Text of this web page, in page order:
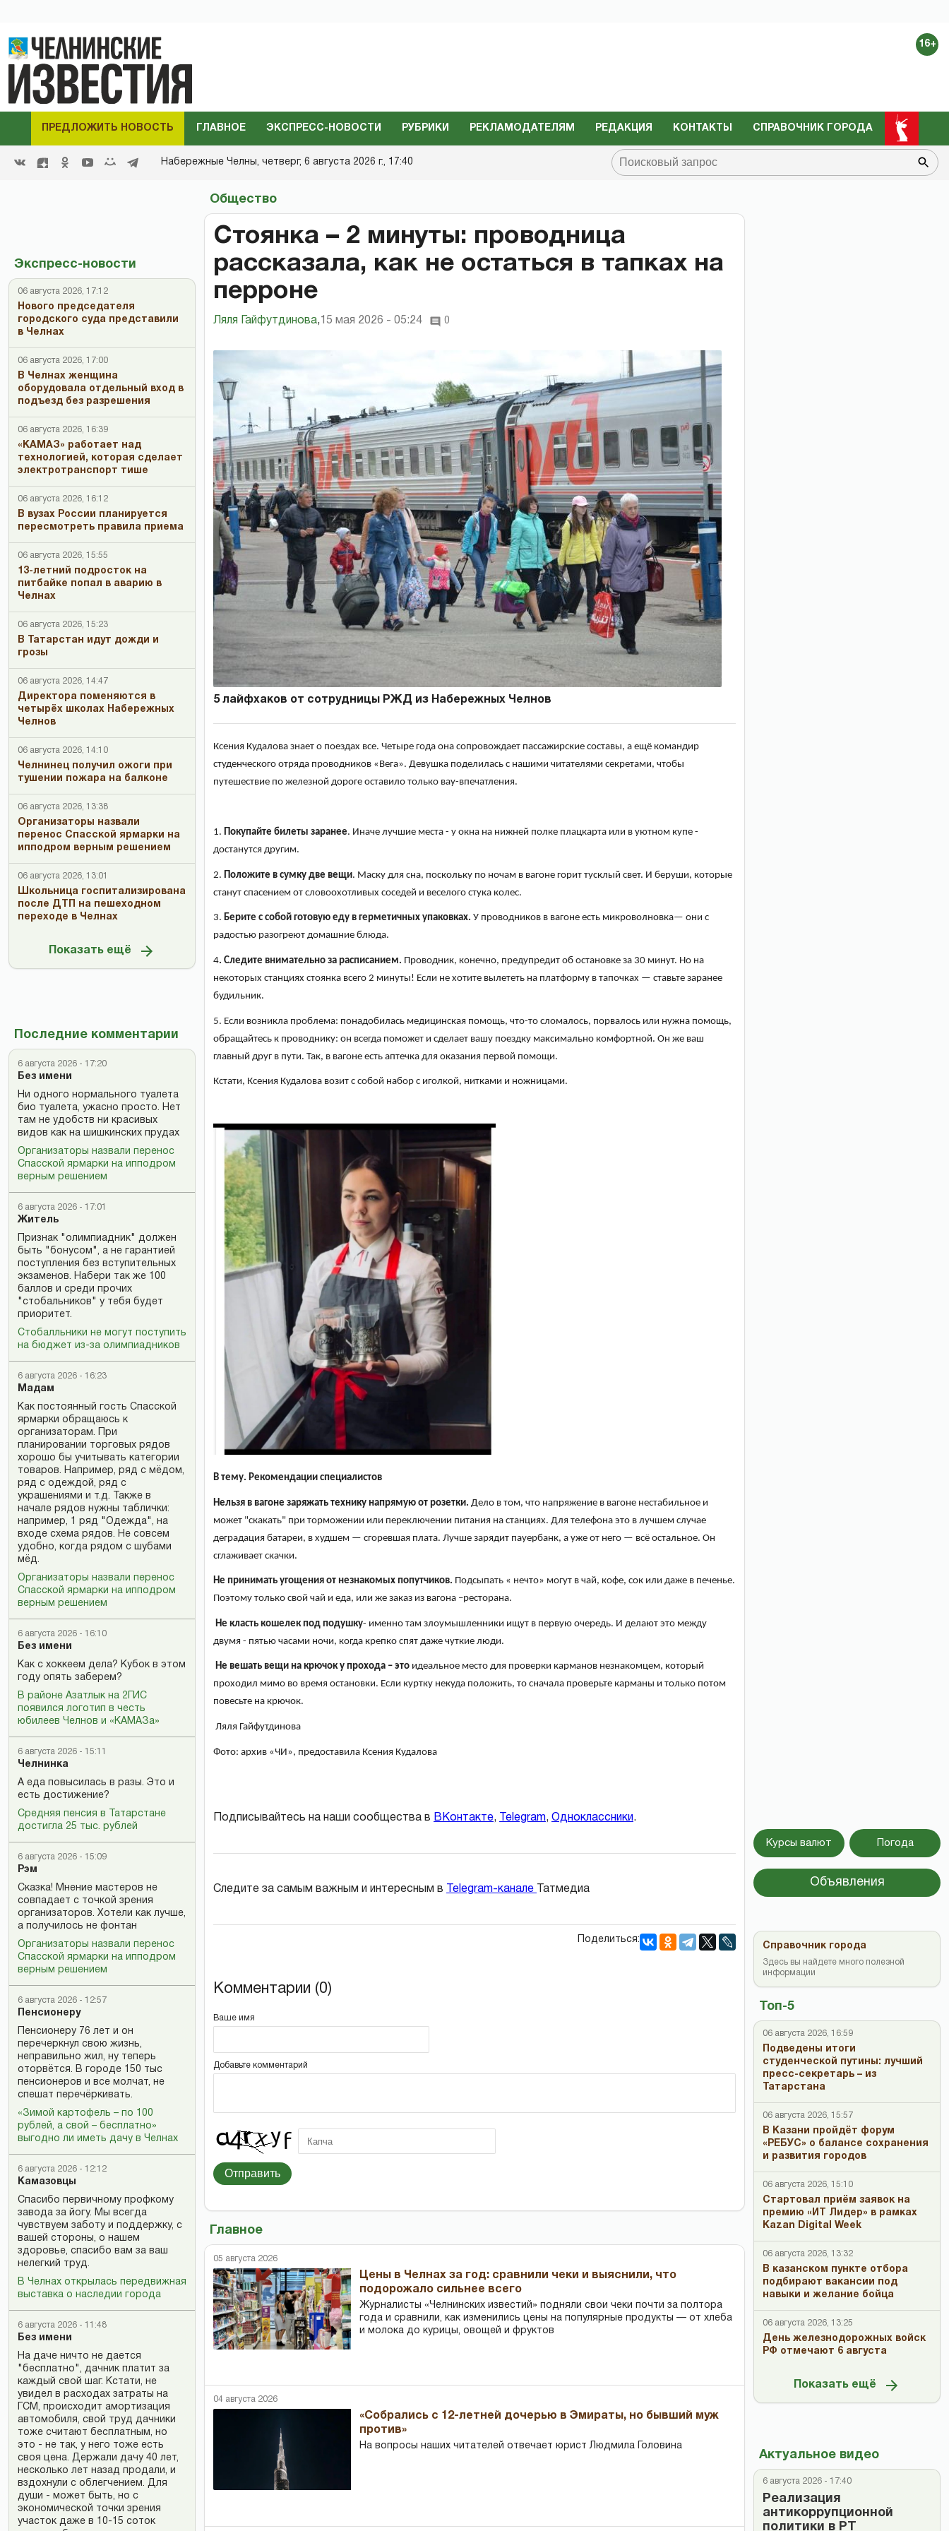
16+
ПРЕДЛОЖИТЬ НОВОСТЬ ГЛАВНОЕ ЭКСПРЕСС-НОВОСТИ РУБРИКИ РЕКЛАМОДАТЕЛЯМ РЕДАКЦИЯ КОНТАКТЫ СПРАВОЧНИК ГОРОДА
Набережные Челны, четверг, 6 августа 2026 г., 17:40
Экспресс-новости
06 августа 2026, 17:12
Нового председателя
городского суда представили
в Челнах
06 августа 2026, 17:00
В Челнах женщина
оборудовала отдельный вход в
подъезд без разрешения
06 августа 2026, 16:39
«КАМАЗ» работает над
технологией, которая сделает
электротранспорт тише
06 августа 2026, 16:12
В вузах России планируется
пересмотреть правила приема
06 августа 2026, 15:55
13-летний подросток на
питбайке попал в аварию в
Челнах
06 августа 2026, 15:23
В Татарстан идут дожди и
грозы
06 августа 2026, 14:47
Директора поменяются в
четырёх школах Набережных
Челнов
06 августа 2026, 14:10
Челнинец получил ожоги при
тушении пожара на балконе
06 августа 2026, 13:38
Организаторы назвали
перенос Спасской ярмарки на
ипподром верным решением
06 августа 2026, 13:01
Школьница госпитализирована
после ДТП на пешеходном
переходе в Челнах
Показать ещё
Последние комментарии
6 августа 2026 - 17:20
Без имени
Ни одного нормального туалета
био туалета, ужасно просто. Нет
там не удобств ни красивых
видов как на шишкинских прудах
Организаторы назвали перенос
Спасской ярмарки на ипподром
верным решением
6 августа 2026 - 17:01
Житель
Признак "олимпиадник" должен
быть "бонусом", а не гарантией
поступления без вступительных
экзаменов. Набери так же 100
баллов и среди прочих
"стобальников" у тебя будет
приоритет.
Стобалльники не могут поступить
на бюджет из-за олимпиадников
6 августа 2026 - 16:23
Мадам
Как постоянный гость Спасской
ярмарки обращаюсь к
организаторам. При
планировании торговых рядов
хорошо бы учитывать категории
товаров. Например, ряд с мёдом,
ряд с одеждой, ряд с
украшениями и т.д. Также в
начале рядов нужны таблички:
например, 1 ряд "Одежда", на
входе схема рядов. Не совсем
удобно, когда рядом с шубами
мёд.
Организаторы назвали перенос
Спасской ярмарки на ипподром
верным решением
6 августа 2026 - 16:10
Без имени
Как с хоккеем дела? Кубок в этом
году опять заберем?
В районе Азатлык на 2ГИС
появился логотип в честь
юбилеев Челнов и «КАМАЗа»
6 августа 2026 - 15:11
Челнинка
А еда повысилась в разы. Это и
есть достижение?
Средняя пенсия в Татарстане
достигла 25 тыс. рублей
6 августа 2026 - 15:09
Рэм
Сказка! Мнение мастеров не
совпадает с точкой зрения
организаторов. Хотели как лучше,
а получилось не фонтан
Организаторы назвали перенос
Спасской ярмарки на ипподром
верным решением
6 августа 2026 - 12:57
Пенсионеру
Пенсионеру 76 лет и он
перечеркнул свою жизнь,
неправильно жил, ну теперь
оторвётся. В городе 150 тыс
пенсионеров и все молчат, не
спешат перечёркивать.
«Зимой картофель – по 100
рублей, а свой – бесплатно»
выгодно ли иметь дачу в Челнах
6 августа 2026 - 12:12
Камазовцы
Спасибо первичному профкому
завода за йогу. Мы всегда
чувствуем заботу и поддержку, с
вашей стороны, о нашем
здоровье, спасибо вам за ваш
нелегкий труд.
В Челнах открылась передвижная
выставка о наследии города
6 августа 2026 - 11:48
Без имени
На даче ничто не дается
"бесплатно", дачник платит за
каждый свой шаг. Кстати, не
увидел в расходах затраты на
ГСМ, происходит амортизация
автомобиля, свой труд дачники
тоже считают бесплатным, но
это - не так, у него тоже есть
своя цена. Держали дачу 40 лет,
несколько лет назад продали, и
вздохнули с облегчением. Для
души - может быть, но с
экономической точки зрения
участок даже в 10-15 соток
Общество
Стоянка – 2 минуты: проводница
рассказала, как не остаться в тапках на
перроне
Ляля Гайфутдинова, 15 мая 2026 - 05:24 0
5 лайфхаков от сотрудницы РЖД из Набережных Челнов
Ксения Кудалова знает о поездах все. Четыре года она сопровождает пассажирские составы, а ещё командир
студенческого отряда проводников «Вега». Девушка поделилась с нашими читателями секретами, чтобы
путешествие по железной дороге оставило только вау-впечатления.
1. Покупайте билеты заранее. Иначе лучшие места - у окна на нижней полке плацкарта или в уютном купе -
достанутся другим.
2. Положите в сумку две вещи. Маску для сна, поскольку по ночам в вагоне горит тусклый свет. И беруши, которые
станут спасением от словоохотливых соседей и веселого стука колес.
3. Берите с собой готовую еду в герметичных упаковках. У проводников в вагоне есть микроволновка— они с
радостью разогреют домашние блюда.
4. Следите внимательно за расписанием. Проводник, конечно, предупредит об остановке за 30 минут. Но на
некоторых станциях стоянка всего 2 минуты! Если не хотите вылететь на платформу в тапочках — ставьте заранее
будильник.
5. Если возникла проблема: понадобилась медицинская помощь, что-то сломалось, порвалось или нужна помощь,
обращайтесь к проводнику: он всегда поможет и сделает вашу поездку максимально комфортной. Он же ваш
главный друг в пути. Так, в вагоне есть аптечка для оказания первой помощи.
Кстати, Ксения Кудалова возит с собой набор с иголкой, нитками и ножницами.
В тему. Рекомендации специалистов
Нельзя в вагоне заряжать технику напрямую от розетки. Дело в том, что напряжение в вагоне нестабильное и
может "скакать" при торможении или переключении питания на станциях. Для телефона это в лучшем случае
деградация батареи, в худшем — сгоревшая плата. Лучше зарядит пауербанк, а уже от него — всё остальное. Он
сглаживает скачки.
Не принимать угощения от незнакомых попутчиков. Подсыпать « нечто» могут в чай, кофе, сок или даже в печенье.
Поэтому только свой чай и еда, или же заказ из вагона –ресторана.
Не класть кошелек под подушку- именно там злоумышленники ищут в первую очередь. И делают это между
двумя - пятью часами ночи, когда крепко спят даже чуткие люди.
Не вешать вещи на крючок у прохода – это идеальное место для проверки карманов незнакомцем, который
проходил мимо во время остановки. Если куртку некуда положить, то сначала проверьте карманы и только потом
повесьте на крючок.
Ляля Гайфутдинова
Фото: архив «ЧИ», предоставила Ксения Кудалова
Подписывайтесь на наши сообщества в ВКонтакте, Telegram, Одноклассники .
Следите за самым важным и интересным в Telegram-канале Татмедиа
Поделиться:
Комментарии (0)
Ваше имя
Добавьте комментарий
Отправить
Главное
05 августа 2026
Цены в Челнах за год: сравнили чеки и выяснили, что
подорожало сильнее всего
Журналисты «Челнинских известий» подняли свои чеки почти за полтора
года и сравнили, как изменились цены на популярные продукты — от хлеба
и молока до курицы, овощей и фруктов
04 августа 2026
«Собрались с 12-летней дочерью в Эмираты, но бывший муж
против»
На вопросы наших читателей отвечает юрист Людмила Головина
Курсы валют Погода
Объявления
Топ-5
06 августа 2026, 16:59
Подведены итоги
студенческой путины: лучший
пресс-секретарь – из
Татарстана
06 августа 2026, 15:57
В Казани пройдёт форум
«РЕБУС» о балансе сохранения
и развития городов
06 августа 2026, 15:10
Стартовал приём заявок на
премию «ИТ Лидер» в рамках
Kazan Digital Week
06 августа 2026, 13:32
В казанском пункте отбора
подбирают вакансии под
навыки и желание бойца
06 августа 2026, 13:25
День железнодорожных войск
РФ отмечают 6 августа
Показать ещё
Актуальное видео
6 августа 2026 - 17:40
Реализация
антикоррупционной
политики в РТ
Справочник города
Здесь вы найдете много полезной
информации